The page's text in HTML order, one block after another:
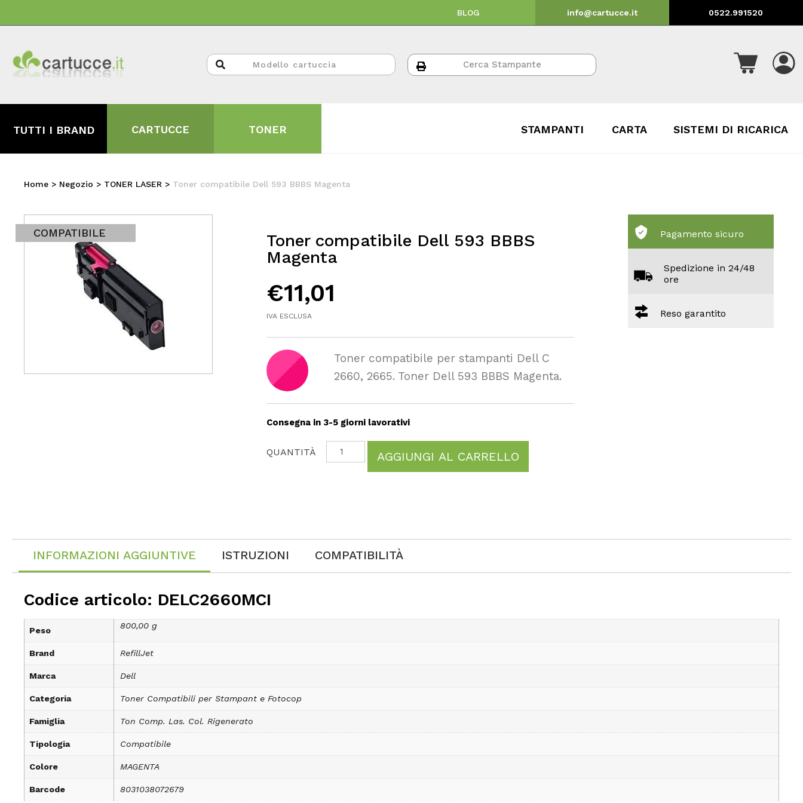
BLOG info@cartucce.it 0522.991520
TUTTI I BRAND CARTUCCE TONER STAMPANTI CARTA SISTEMI DI RICARICA
Home > Negozio > TONER LASER > Toner compatibile Dell 593 BBBS Magenta
COMPATIBILE
Toner compatibile Dell 593 BBBS
Magenta
€11,01
IVA ESCLUSA
Toner compatibile per stampanti Dell C
2660, 2665. Toner Dell 593 BBBS Magenta.
Consegna in 3-5 giorni lavorativi
AGGIUNGI AL CARRELLO
Pagamento sicuro
Spedizione in 24/48
ore
Reso garantito
INFORMAZIONI AGGIUNTIVE ISTRUZIONI COMPATIBILITÀ
Codice articolo: DELC2660MCI
Peso 800,00 g
Brand RefillJet
Marca Dell
Categoria Toner Compatibili per Stampant e Fotocop
Famiglia Ton Comp. Las. Col. Rigenerato
Tipologia Compatibile
Colore MAGENTA
Barcode 8031038072679